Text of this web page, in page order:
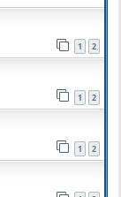
1 2
1 2
1 2